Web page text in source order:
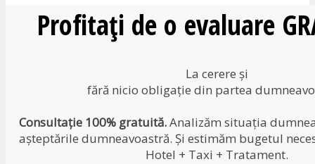
Profitați de o evaluare
La cerere și
fără nicio obligație din partea
Consultație 100% gratuită.Analizăm situația
așteptările dumneavoastră. Și estimăm bugetul
Hotel + Taxi + Tratament.